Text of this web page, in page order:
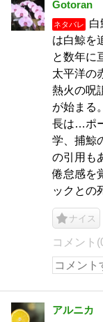
Gotoran
ネタバレ
白
は白鯨を
と数年に
太平洋の
熱火の呪
が始まる
長は…ポ
学、捕鯨
の引用も
倦怠感を
ックとの
ナイス
コメント
アルニカ